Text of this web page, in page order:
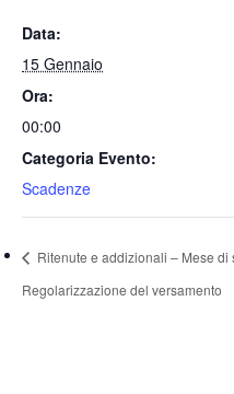
Data:
15 Gennaio
Ora:
00:00
Categoria Evento:
Scadenze
Ritenute e addizionali – Mese di
Regolarizzazione del versamento